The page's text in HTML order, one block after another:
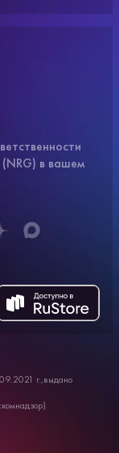
в вашем
г.,выдано